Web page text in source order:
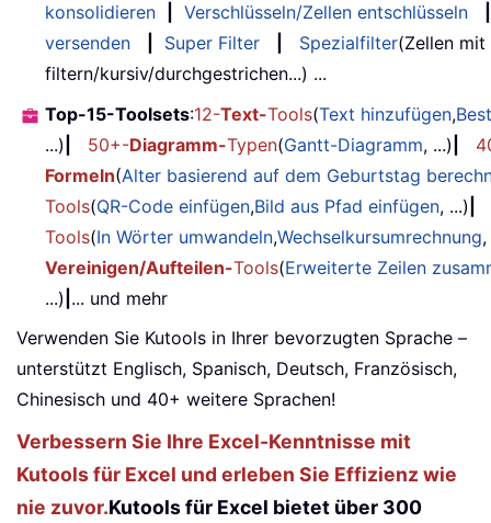
konsolidieren
Verschlüsseln/Zellen entschlüsseln
versenden
Super Filter Spezialfilter(Zellen
filtern/kursiv/durchgestrichen...) ...
Top-15-Toolsets:12-Text-Tools(Text hinzufügen,
...)
50+-Diagramm-Typen(Gantt-Diagramm, ...)
Formeln(Alter basierend auf dem Geburtstag
Tools(QR-Code einfügen,Bild aus Pfad einfügen, ...)
Tools(In Wörter umwandeln,Wechselkursumrechnung
Vereinigen/Aufteilen-Tools(Erweiterte Zeilen
...) ... und mehr
Verwenden Sie Kutools in Ihrer bevorzugten Sprache –
unterstützt Englisch, Spanisch, Deutsch, Französisch,
Chinesisch und 40+ weitere Sprachen!
Verbessern Sie Ihre Excel-Kenntnisse mit
Kutools für Excel und erleben Sie Effizienz wie
nie zuvor.Kutools für Excel bietet über 300